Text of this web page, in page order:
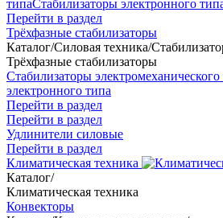
типаСтабилизаторы электронного
Перейти в раздел
Трёхфазные стабилизаторы
Каталог/Силовая техника/
Трёхфазные стабилизаторы
Стабилизаторы электромеханического
электронного типа
Перейти в раздел
Перейти в раздел
Удлинители силовые
Перейти в раздел
Климатическая техника
Каталог/
Климатическая техника
Конвекторы